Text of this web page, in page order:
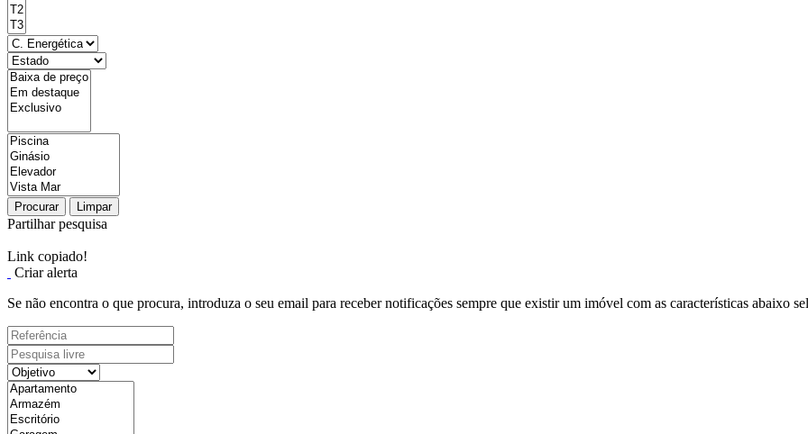
Procurar Limpar
Partilhar pesquisa
Link copiado!
Criar alerta
Se não encontra o que procura, introduza o seu email para receber notificações sempre que existir um imóvel com as características abaixo